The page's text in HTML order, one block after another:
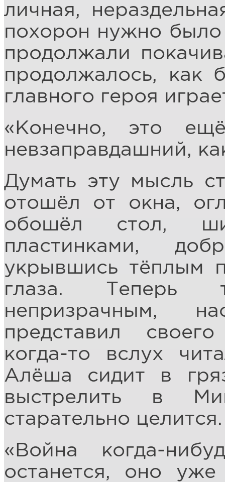
личная,
похорон нужно
продолжали
продолжалось, как
главного героя
«Конечно, это
невзаправдашний,
Думать эту мысль
отошёл от окна,
обошёл стол,
пластинками,
укрывшись тёплым
глаза. Теперь
непризрачным,
представил
когда-то вслух
Алёша сидит в
выстрелить в
старательно целится.
«Война когда-
останется, оно